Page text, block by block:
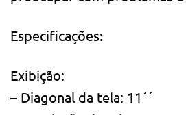
Especificações:
Exibição:
– Diagonal da tela: 11´´